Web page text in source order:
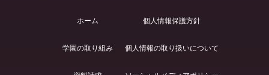
ホーム
学園の取り組み
個人情報保護方針
個人情報の取り扱いについて